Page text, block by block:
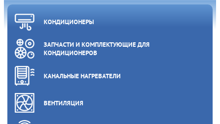
КОНДИЦИОНЕРЫ
ЗАПЧАСТИ И КОМПЛЕКТУЮЩИЕ ДЛЯ
КОНДИЦИОНЕРОВ
КАНАЛЬНЫЕ НАГРЕВАТЕЛИ
ВЕНТИЛЯЦИЯ